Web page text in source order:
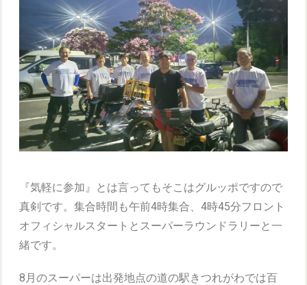
『気軽に参加』とは言ってもそこはグルッポですので
真剣です。集合時間も午前4時集合、4時45分フロント
オフィシャルスタートとスーパーラウンドラリーと一
緒です。
8月のスーパーは出発地点の道の駅きつれがわでは百